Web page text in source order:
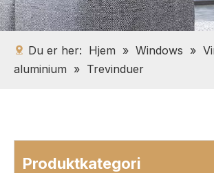
Du er her: Hjem » Windows »
aluminium » Trevinduer
Produktkategori